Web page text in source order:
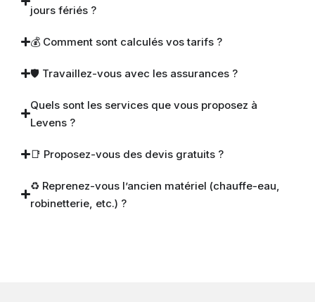
jours fériés ?
💰 Comment sont calculés vos tarifs ?
🛡 Travaillez-vous avec les assurances ?
Quels sont les services que vous proposez à
Levens ?
📑 Proposez-vous des devis gratuits ?
♻️ Reprenez-vous l’ancien matériel (chauffe-eau,
robinetterie, etc.) ?